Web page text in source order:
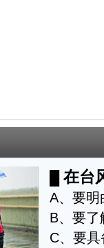
在台
A、要明
B、要
C、要